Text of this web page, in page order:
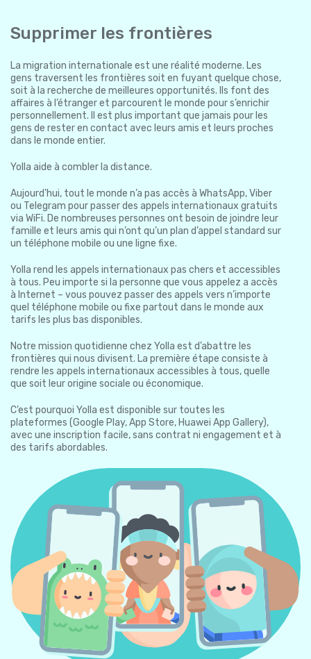
Supprimer les frontières
La migration internationale est une réalité moderne. Les
gens traversent les frontières soit en fuyant quelque chose,
soit à la recherche de meilleures opportunités. Ils font des
affaires à l’étranger et parcourent le monde pour s’enrichir
personnellement. Il est plus important que jamais pour les
gens de rester en contact avec leurs amis et leurs proches
dans le monde entier.
Yolla aide à combler la distance.
Aujourd’hui, tout le monde n’a pas accès à WhatsApp, Viber
ou Telegram pour passer des appels internationaux gratuits
via WiFi. De nombreuses personnes ont besoin de joindre leur
famille et leurs amis qui n’ont qu’un plan d’appel standard sur
un téléphone mobile ou une ligne fixe.
Yolla rend les appels internationaux pas chers et accessibles
à tous. Peu importe si la personne que vous appelez a accès
à Internet – vous pouvez passer des appels vers n’importe
quel téléphone mobile ou fixe partout dans le monde aux
tarifs les plus bas disponibles.
Notre mission quotidienne chez Yolla est d’abattre les
frontières qui nous divisent. La première étape consiste à
rendre les appels internationaux accessibles à tous, quelle
que soit leur origine sociale ou économique.
C’est pourquoi Yolla est disponible sur toutes les
plateformes (Google Play, App Store, Huawei App Gallery),
avec une inscription facile, sans contrat ni engagement et à
des tarifs abordables.